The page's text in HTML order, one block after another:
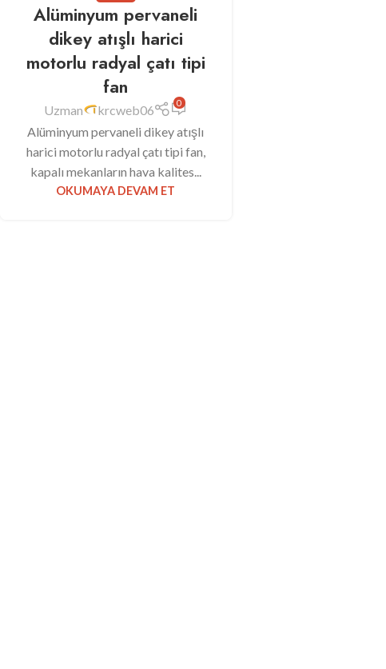
Alüminyum pervaneli
dikey atışlı harici
motorlu radyal çatı tipi
fan
Uzman krcweb06 0
Alüminyum pervaneli dikey atışlı
harici motorlu radyal çatı tipi fan,
kapalı mekanların hava kalites...
OKUMAYA DEVAM ET